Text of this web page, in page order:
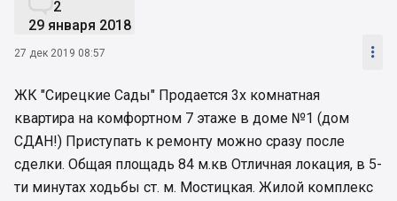
2
29 января 2018
27 дек 2019 08:57 
ЖК "Сирецкие Сады" Продается 3х комнатная
квартира на комфортном 7 этаже в доме №1 (дом
СДАН!) Приступать к ремонту можно сразу после
сделки. Общая площадь 84 м.кв Отличная локация, в 5-
ти минутах ходьбы ст. м. Мостицкая. Жилой комплекс